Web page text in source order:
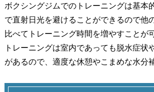
ボクシングジムでのトレーニングは基本
で直射日光を避けることができるので他
比べてトレーニング時間を増やすことが
トレーニングは室内であっても脱水症状
があるので、適度な休憩やこまめな水分